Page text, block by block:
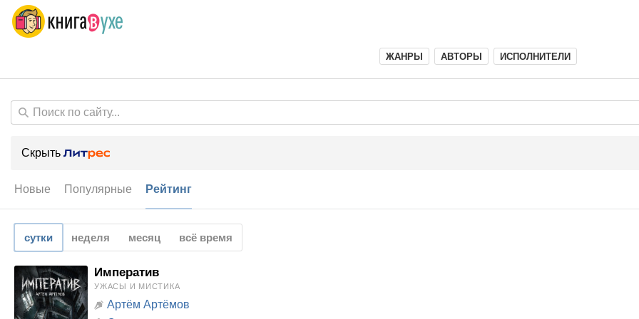
ЖАНРЫ АВТОРЫ ИСПОЛНИТЕЛИ
Скрыть
Новые Популярные Рейтинг
сутки неделя месяц всё время
Императив
УЖАСЫ И МИСТИКА
Артём Артёмов